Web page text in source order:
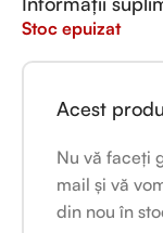
Stoc epuizat
Acest
Nu vă faceți
mail și vă
din nou în